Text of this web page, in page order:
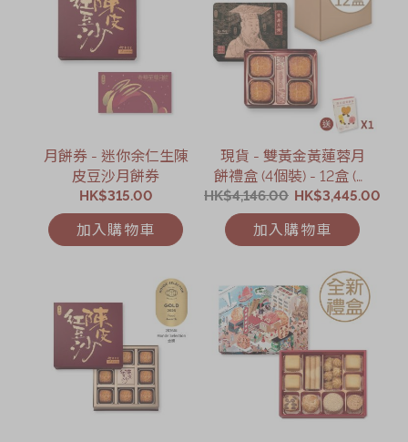
月餅券 - 迷你余仁生陳
皮豆沙月餅券
HK$315.00
加入購物車
現貨 - 雙黃金黃蓮蓉月
餅禮盒 (4個裝) - 12盒 (網
店限定)HK$3,445.00
HK$4,146.00
加入購物車